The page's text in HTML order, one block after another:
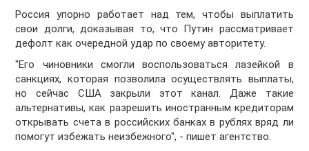
Россия упорно работает над тем, чтобы выплатить
свои долги, доказывая то, что Путин рассматривает
дефолт как очередной удар по своему авторитету.
"Его чиновники смогли воспользоваться лазейкой в
санкциях, которая позволила осуществлять выплаты,
но сейчас США закрыли этот канал. Даже такие
альтернативы, как разрешить иностранным кредиторам
открывать счета в российских банках в рублях вряд ли
помогут избежать неизбежного", - пишет агентство.